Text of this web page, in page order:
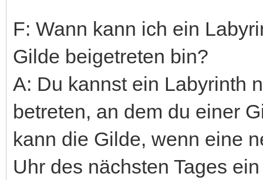
F: Wann kann ich ein
Gilde beigetreten bin?
A: Du kannst ein Labyrinth
betreten, an dem du einer
kann die Gilde, wenn eine
Uhr des nächsten Tages